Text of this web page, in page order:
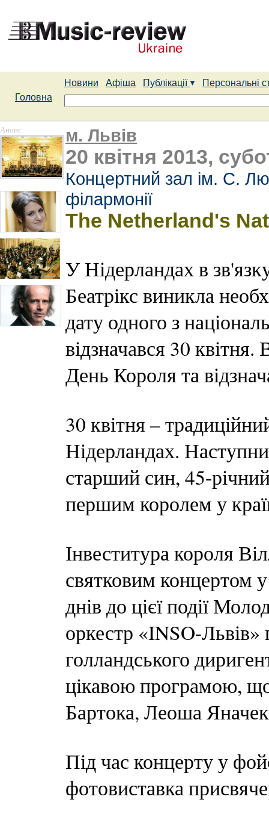
Новини Афіша Публікації
Персональні
Головна
Анонс м. Львів
20 квітня 2013,
Концертний зал ім. С.
філармонії
The Netherland's
У Нідерландах в
Беатрікс виникла
дату одного з
відзначався 30
День Короля та
30 квітня –
Нідерландах.
старший син, 45-
першим королем у
Інвеститура короля
святковим концертом у
днів до цієї події
оркестр «INSO-Львів»
голландського
цікавою програмою,
Бартока, Леоша
Під час концерту у
фотовиставка